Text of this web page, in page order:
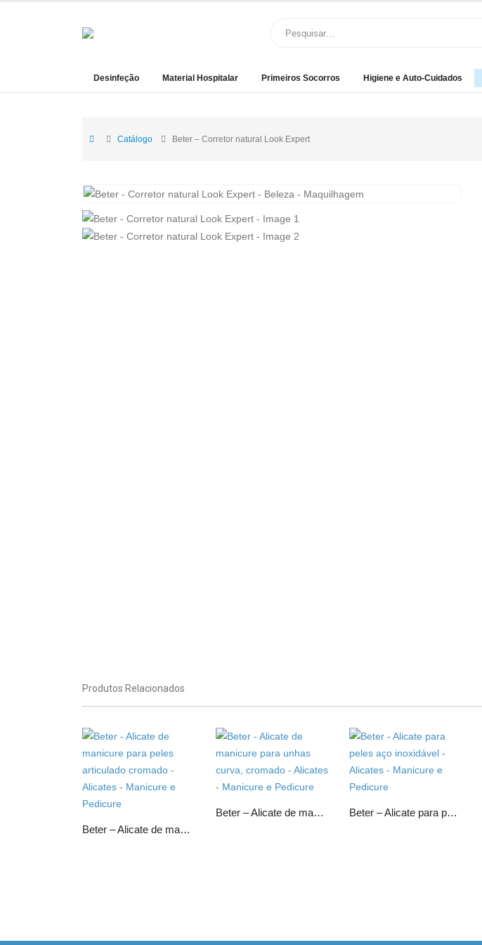
Desinfeção Material Hospitalar Primeiros Socorros Higiene e Auto-Cuidados
Catálogo Beter – Corretor natural Look Expert
Produtos Relacionados
Beter – Alicate de manicure para peles articulado cromado
Beter – Alicate de manicure para unhas curva, cromado Beter – Alicate para peles aço inoxidável